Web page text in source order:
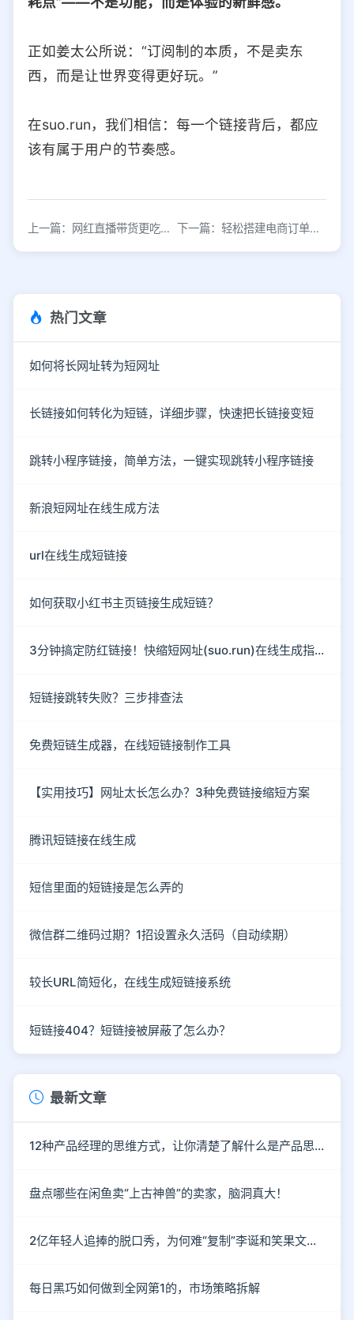
正如姜太公所说：“订阅制的本质，不是卖东
西，而是让世界变得更好玩。”
在suo.run，我们相信：每一个链接背后，都应
该有属于用户的节奏感。
上一篇：网红直播带货更吃香 明星难撼其地位 下一篇：轻松搭建电商订单系统
热门文章
如何将长网址转为短网址
长链接如何转化为短链，详细步骤，快速把长链接变短
跳转小程序链接，简单方法，一键实现跳转小程序链接
新浪短网址在线生成方法
url在线生成短链接
如何获取小红书主页链接生成短链？
3分钟搞定防红链接！快缩短网址(suo.run)在线生成指南
短链接跳转失败？三步排查法
免费短链生成器，在线短链接制作工具
【实用技巧】网址太长怎么办？3种免费链接缩短方案
腾讯短链接在线生成
短信里面的短链接是怎么弄的
微信群二维码过期？1招设置永久活码（自动续期）
较长URL简短化，在线生成短链接系统
短链接404？短链接被屏蔽了怎么办？
最新文章
12种产品经理的思维方式，让你清楚了解什么是产品思维
盘点哪些在闲鱼卖“上古神兽”的卖家，脑洞真大！
2亿年轻人追捧的脱口秀，为何难“复制”李诞和笑果文化？
每日黑巧如何做到全网第1的，市场策略拆解